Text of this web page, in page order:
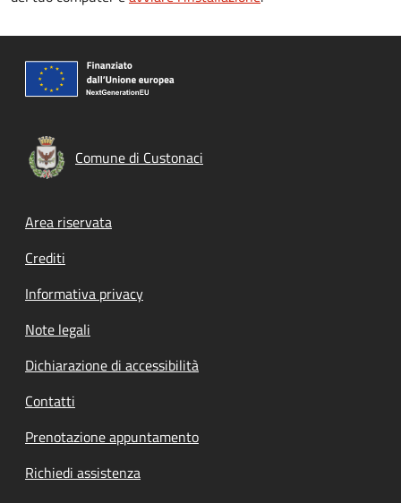
Comune di Custonaci
Footer menu
Area riservata
Crediti
Informativa privacy
Note legali
Dichiarazione di accessibilità
Contatti
Prenotazione appuntamento
Richiedi assistenza